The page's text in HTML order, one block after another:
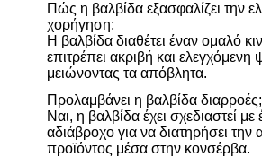
Πώς η βαλβίδα εξασφαλίζει την
χορήγηση;
Η βαλβίδα διαθέτει έναν ομαλό
επιτρέπει ακριβή και ελεγχόμενη
μειώνοντας τα απόβλητα.
Προλαμβάνει η βαλβίδα διαρροές;
Ναι, η βαλβίδα έχει σχεδιαστεί με
αδιάβροχο για να διατηρήσει την
προϊόντος μέσα στην κονσέρβα.